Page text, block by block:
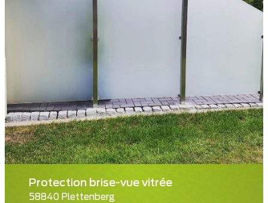
Protection brise-vue vitrée
58840 Plettenberg